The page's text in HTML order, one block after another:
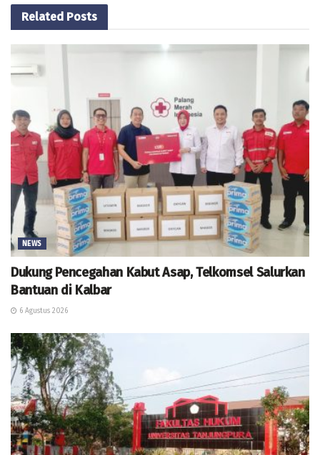
Related Posts
NEWS
Dukung Pencegahan Kabut Asap, Telkomsel Salurkan
Bantuan di Kalbar
6 Agustus 2026